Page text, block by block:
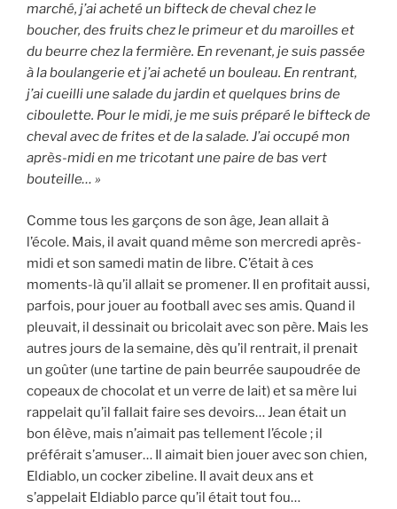
marché, j’ai acheté un bifteck de cheval chez le
boucher, des fruits chez le primeur et du maroilles et
du beurre chez la fermière. En revenant, je suis passée
à la boulangerie et j’ai acheté un bouleau. En rentrant,
j’ai cueilli une salade du jardin et quelques brins de
ciboulette. Pour le midi, je me suis préparé le bifteck de
cheval avec de frites et de la salade. J’ai occupé mon
après-midi en me tricotant une paire de bas vert
bouteille… »
Comme tous les garçons de son âge, Jean allait à
l’école. Mais, il avait quand même son mercredi après-
midi et son samedi matin de libre. C’était à ces
moments-là qu’il allait se promener. Il en profitait aussi,
parfois, pour jouer au football avec ses amis. Quand il
pleuvait, il dessinait ou bricolait avec son père. Mais les
autres jours de la semaine, dès qu’il rentrait, il prenait
un goûter (une tartine de pain beurrée saupoudrée de
copeaux de chocolat et un verre de lait) et sa mère lui
rappelait qu’il fallait faire ses devoirs… Jean était un
bon élève, mais n’aimait pas tellement l’école ; il
préférait s’amuser… Il aimait bien jouer avec son chien,
Eldiablo, un cocker zibeline. Il avait deux ans et
s’appelait Eldiablo parce qu’il était tout fou…